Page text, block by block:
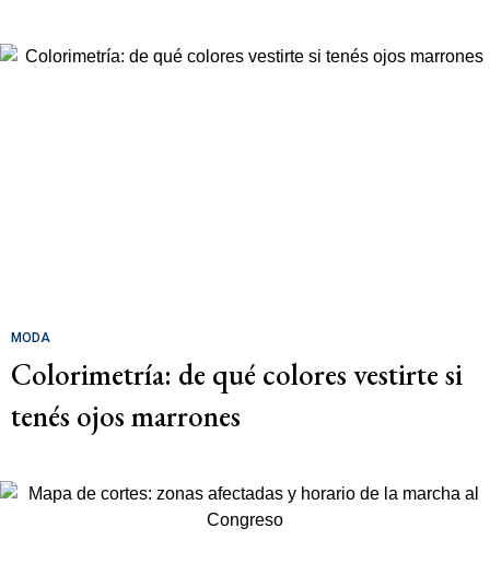
MODA
Colorimetría: de qué colores vestirte si
tenés ojos marrones